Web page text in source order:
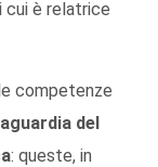
cui è relatrice
competenze
del
: queste, in